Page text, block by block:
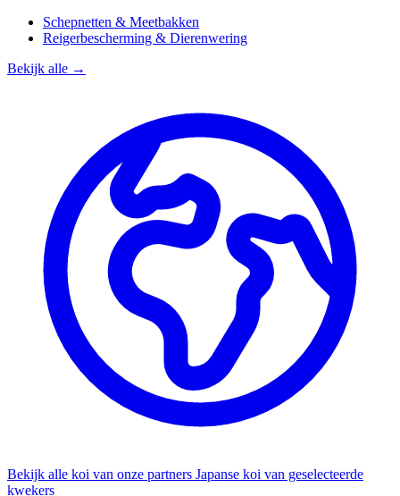
Schepnetten & Meetbakken
Reigerbescherming & Dierenwering
Bekijk alle →
Bekijk alle koi van onze partners Japanse koi van geselecteerde
kwekers